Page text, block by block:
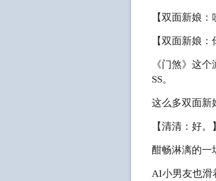
【双面新娘
【双面新娘
《门煞》这
SS。
这么多双面新
【清清：好。】
酣畅淋漓的一
AI小男友也滑